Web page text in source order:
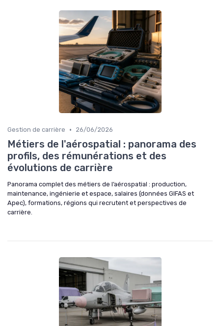
Gestion de carrière • 26/06/2026
Métiers de l'aérospatial : panorama des
profils, des rémunérations et des
évolutions de carrière
Panorama complet des métiers de l’aérospatial : production,
maintenance, ingénierie et espace, salaires (données GIFAS et
Apec), formations, régions qui recrutent et perspectives de
carrière.